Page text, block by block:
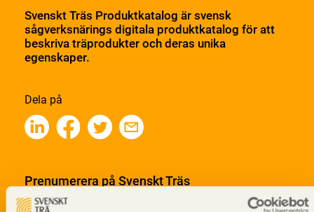
Svenskt Träs Produktkatalog är svensk
sågverksnärings digitala produktkatalog för att
beskriva träprodukter och deras unika
egenskaper.
Dela på
Prenumerera på Svenskt Träs
informationsutskick!